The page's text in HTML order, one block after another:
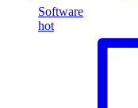
Software
hot